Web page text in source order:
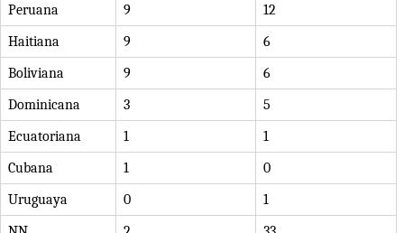
Peruana
9
12
Haitiana
9
6
Boliviana
9
6
Dominicana
3
5
Ecuatoriana
1
1
Cubana
1
0
Uruguaya
0
1